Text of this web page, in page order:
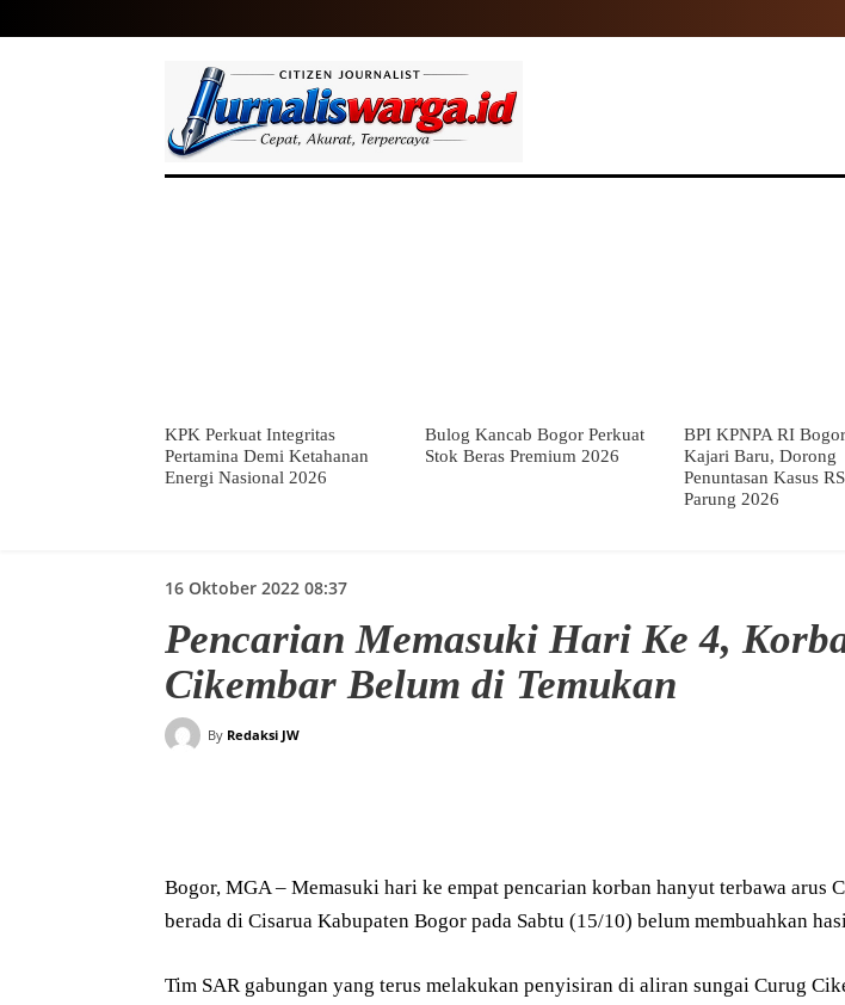
KPK Perkuat Integritas
Pertamina Demi Ketahanan
Energi Nasional 2026
Bulog Kancab Bogor Perkuat
Stok Beras Premium 2026
BPI KPNPA RI
Kajari Baru, Dorong
Penuntasan Kasus
Parung 2026
16 Oktober 2022 08:37
Pencarian Memasuki Hari Ke 4,
Cikembar Belum di Temukan
By Redaksi JW
Bogor, MGA – Memasuki hari ke empat pencarian korban hanyut terbawa arus
berada di Cisarua Kabupaten Bogor pada Sabtu (15/10) belum membuahkan
Tim SAR gabungan yang terus melakukan penyisiran di aliran sungai Curug